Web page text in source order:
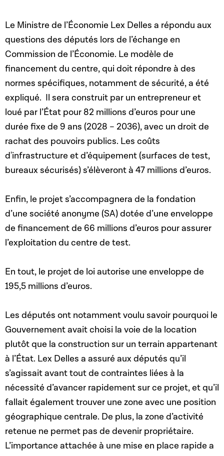
Le Ministre de l’Économie Lex Delles a répondu aux
questions des députés lors de l’échange en
Commission de l’Économie. Le modèle de
financement du centre, qui doit répondre à des
normes spécifiques, notamment de sécurité, a été
expliqué. Il sera construit par un entrepreneur et
loué par l’État pour 82 millions d’euros pour une
durée fixe de 9 ans (2028 – 2036), avec un droit de
rachat des pouvoirs publics. Les coûts
d'infrastructure et d’équipement (surfaces de test,
bureaux sécurisés) s’élèveront à 47 millions d’euros.
Enfin, le projet s’accompagnera de la fondation
d’une société anonyme (SA) dotée d’une enveloppe
de financement de 66 millions d’euros pour assurer
l’exploitation du centre de test.
En tout, le projet de loi autorise une enveloppe de
195,5 millions d’euros.
Les députés ont notamment voulu savoir pourquoi le
Gouvernement avait choisi la voie de la location
plutôt que la construction sur un terrain appartenant
à l’État. Lex Delles a assuré aux députés qu’il
s’agissait avant tout de contraintes liées à la
nécessité d’avancer rapidement sur ce projet, et qu’il
fallait également trouver une zone avec une position
géographique centrale. De plus, la zone d’activité
retenue ne permet pas de devenir propriétaire.
L’importance attachée à une mise en place rapide a